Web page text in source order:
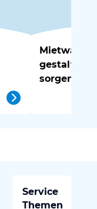
gestaltest
sorgenfrei
Service
Themen